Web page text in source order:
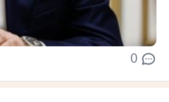
0